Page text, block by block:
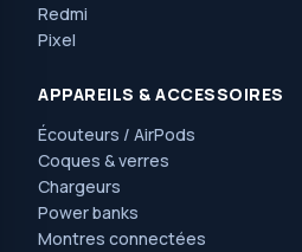
Redmi
Pixel
APPAREILS & ACCESSOIRES
Écouteurs / AirPods
Coques & verres
Chargeurs
Power banks
Montres connectées